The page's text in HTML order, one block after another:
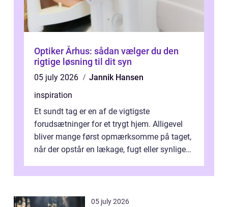
Optiker Århus: sådan vælger du den
rigtige løsning til dit syn
05 july 2026
Jannik Hansen
inspiration
Et sundt tag er en af de vigtigste
forudsætninger for et trygt hjem. Alligevel
bliver mange først opmærksomme på taget,
når der opstår en lækage, fugt eller synlige
05 july 2026